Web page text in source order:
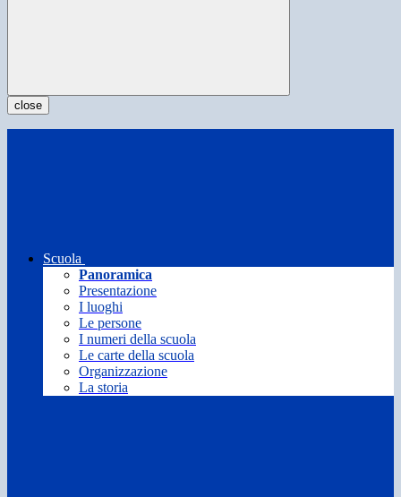
close
Scuola
Panoramica
Presentazione
I luoghi
Le persone
I numeri della scuola
Le carte della scuola
Organizzazione
La storia